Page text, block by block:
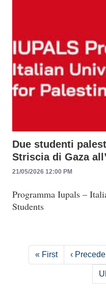
Due studenti
Striscia di Gaza
21/05/2026 12:00 PM
Programma Iupals –
Students
Paginazione
« FirstPrima pagina
‹